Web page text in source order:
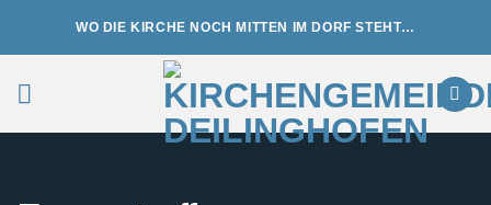
WO DIE KIRCHE NOCH MITTEN IM DORF STEHT…